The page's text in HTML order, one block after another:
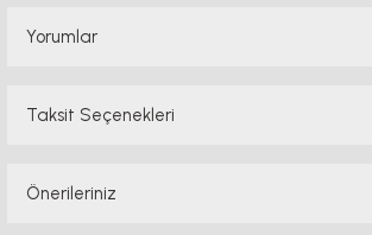
Yorumlar
Taksit Seçenekleri
Önerileriniz